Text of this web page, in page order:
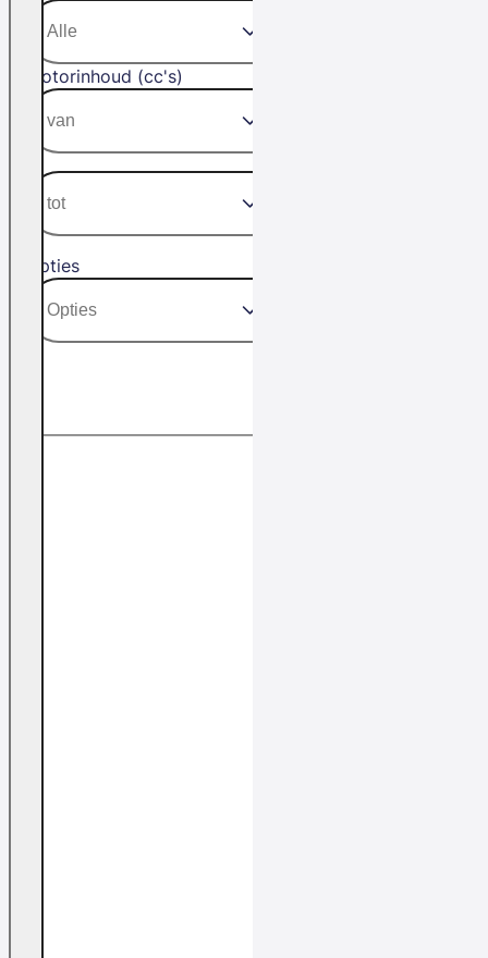
Motorinhoud (cc's)
Opties